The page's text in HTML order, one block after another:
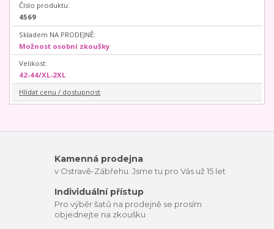
Číslo produktu:
4569
Skladem NA PRODEJNĚ:
Možnost osobní zkoušky
Velikost:
42-44/XL-2XL
Hlídat cenu / dostupnost
Kamenná prodejna
v Ostravě-Zábřehu. Jsme tu pro Vás už 15 let
Individuální přístup
Pro výběr šatů na prodejně se prosím
objednejte na zkoušku